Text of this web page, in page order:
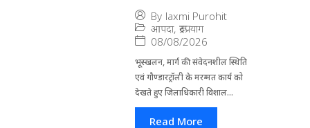
By laxmi Purohit
आपदा, रूद्रप्रयाग
08/08/2026
भूस्खलन, मार्ग की संवेदनशील स्थिति
एवं गौण्डारट्रॉली के मरम्मत कार्य को
देखते हुए जिलाधिकारी विशाल...
Read More